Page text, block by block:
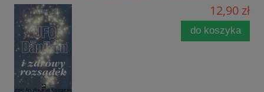
12,90 zł
do koszyka